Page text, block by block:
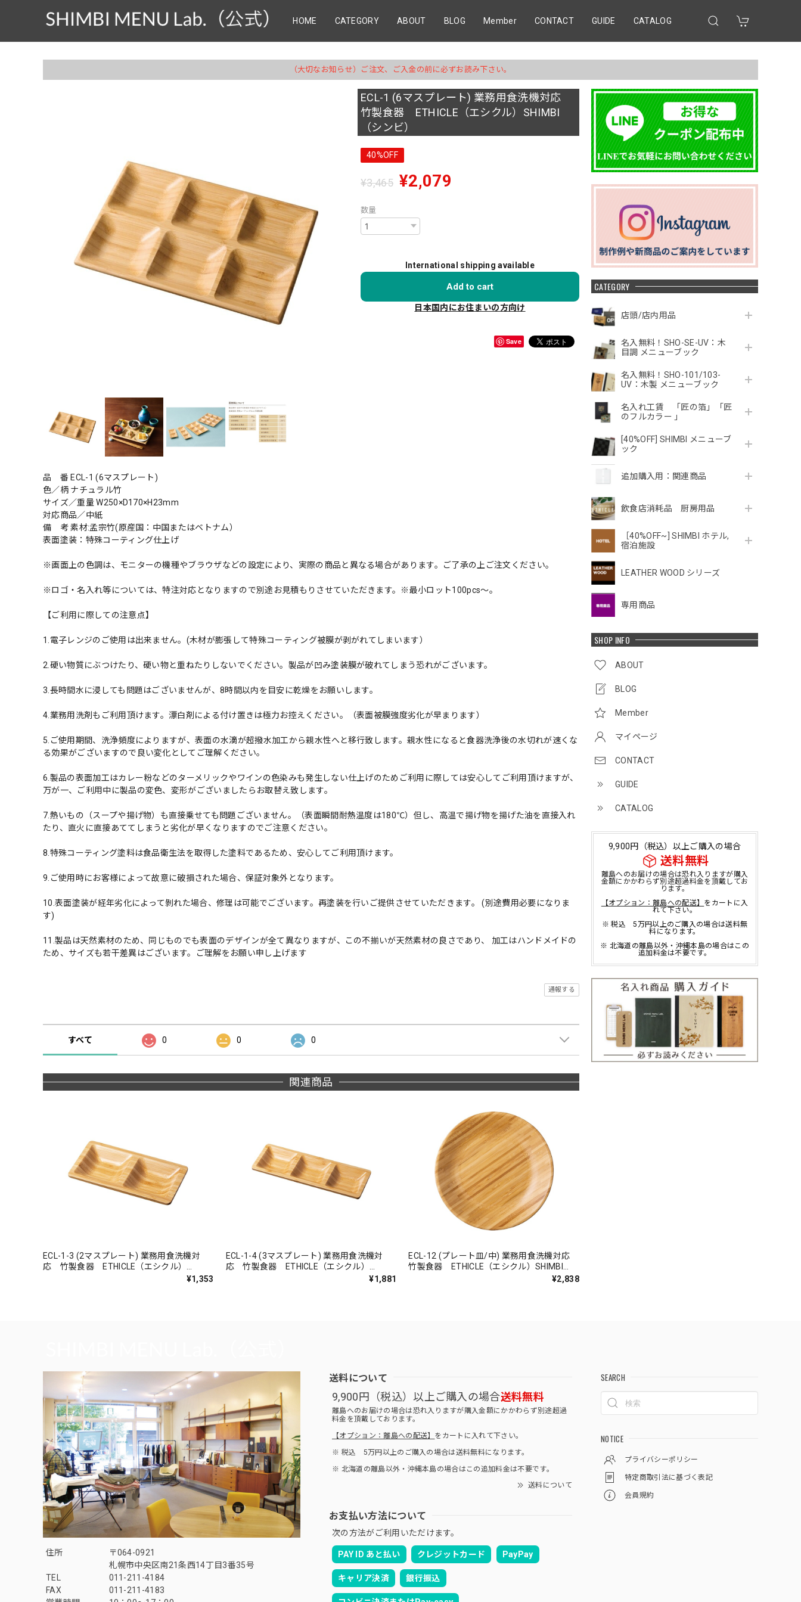
HOME CATEGORY ABOUT BLOG Member CONTACT GUIDE CATALOG
（大切なお知らせ）ご注文、ご入金の前に必ずお読み下さい。
CATEGORY
店頭/店内用品
名入無料！SHO-SE-UV：木
目調 メニューブック
名入無料！SHO-101/103-
UV：木製 メニューブック
名入れ工賃 「匠の箔」「匠
のフルカラー 」
[40%OFF] SHIMBI メニューブ
ック
追加購入用：関連商品
飲食店消耗品 厨房用品
［40%OFF~] SHIMBI ホテル,
宿泊施設
LEATHER WOOD シリーズ
専用商品
SHOP INFO
ABOUT
BLOG
Member
マイページ
CONTACT
GUIDE
CATALOG
9,900円（税込）以上ご購入の場合
送料無料
離島へのお届けの場合は恐れ入りますが購入
金額にかかわらず別途超過料金を頂戴してお
ります。
【オプション：離島への配送】 をカートに入
れて下さい。
※ 税込 5万円以上のご購入の場合は送料無
料になります。
※ 北海道の離島以外・沖縄本島の場合はこの
追加料金は不要です。
ECL-1 (6マスプレート) 業務用食洗機対応
竹製食器 ETHICLE（エシクル）SHIMBI
（シンビ）
40%OFF
¥3,465 ¥2,079
数量
International shipping available
Add to cart
日本国内にお住まいの方向け
Save
品 番 ECL-1 (6マスプレート)
色／柄 ナチュラル竹
サイズ／重量 W250×D170×H23mm
対応商品／中紙
備 考 素材:孟宗竹(原産国：中国またはベトナム）
表面塗装：特殊コーティング仕上げ
※画面上の色調は、モニターの機種やブラウザなどの設定により、実際の商品と異なる場合があります。ご了承の上ご注文ください。
※ロゴ・名入れ等については、特注対応となりますので別途お見積もりさせていただきます。※最小ロット100pcs～。
【ご利用に際しての注意点】
1.電子レンジのご使用は出来ません。(木材が膨張して特殊コーティング被膜が剥がれてしまいます）
2.硬い物質にぶつけたり、硬い物と重ねたりしないでください。製品が凹み塗装膜が破れてしまう恐れがございます。
3.長時間水に浸しても問題はございませんが、8時間以内を目安に乾燥をお願いします。
4.業務用洗剤もご利用頂けます。漂白剤による付け置きは極力お控えください。（表面被膜強度劣化が早まります）
5.ご使用期間、洗浄頻度によりますが、表面の水滴が超撥水加工から親水性へと移行致します。親水性になると食器洗浄後の水切れが速くな
る効果がございますので良い変化としてご理解ください。
6.製品の表面加工はカレー粉などのターメリックやワインの色染みも発生しない仕上げのためご利用に際しては安心してご利用頂けますが、
万が一、ご利用中に製品の変色、変形がございましたらお取替え致します。
7.熱いもの（スープや揚げ物）も直接乗せても問題ございません。（表面瞬間耐熱温度は180℃）但し、高温で揚げ物を揚げた油を直接入れ
たり、直火に直接あててしまうと劣化が早くなりますのでご注意ください。
8.特殊コーティング塗料は食品衛生法を取得した塗料であるため、安心してご利用頂けます。
9.ご使用時にお客様によって故意に破損された場合、保証対象外となります。
10.表面塗装が経年劣化によって剝れた場合、修理は可能でございます。再塗装を行いご提供させていただきます。 (別途費用必要になりま
す)
11.製品は天然素材のため、同じものでも表面のデザインが全て異なりますが、この不揃いが天然素材の良さであり、 加工はハンドメイドの
ため、サイズも若干差異はございます。ご理解をお願い申し上げます
通報する
すべて 0 0 0
関連商品
ECL-1-3 (2マスプレート) 業務用食洗機対
応 竹製食器 ETHICLE（エシクル）
¥1,353
ECL-1-4 (3マスプレート) 業務用食洗機対
応 竹製食器 ETHICLE（エシクル）
¥1,881
ECL-12 (プレート皿/中) 業務用食洗機対応
竹製食器 ETHICLE（エシクル）SHIMBI
¥2,838
住所
〒064-0921
札幌市中央区南21条西14丁目3番35号
TEL
011-211-4184
FAX
011-211-4183
送料について
9,900円（税込）以上ご購入の場合送料無料
離島へのお届けの場合は恐れ入りますが購入金額にかかわらず別途超過
料金を頂戴しております。
【オプション：離島への配送】 をカートに入れて下さい。
※ 税込 5万円以上のご購入の場合は送料無料になります。
※ 北海道の離島以外・沖縄本島の場合はこの追加料金は不要です。
送料について
お支払い方法について
次の方法がご利用いただけます。
PAY ID あと払い クレジットカード PayPay
キャリア決済 銀行振込
SEARCH
NOTICE
プライバシーポリシー
特定商取引法に基づく表記
会員規約